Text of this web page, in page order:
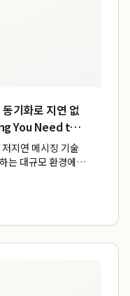
기화로 지연 없
You Need to
지연 메시징 기술
는 대규모 환경에서
크 솔루션은 전자